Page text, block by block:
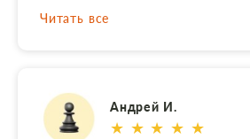
Спасибо!
Читать все
Андрей И.
★ ★ ★ ★ ★